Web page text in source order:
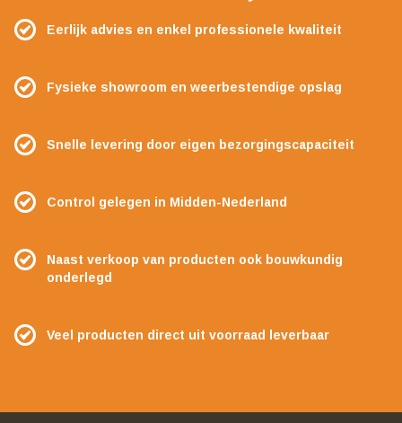
Eerlijk advies en enkel professionele kwaliteit
Fysieke showroom en weerbestendige opslag
Snelle levering door eigen bezorgingscapaciteit
Control gelegen in Midden-Nederland
Naast verkoop van producten ook bouwkundig
onderlegd
Veel producten direct uit voorraad leverbaar